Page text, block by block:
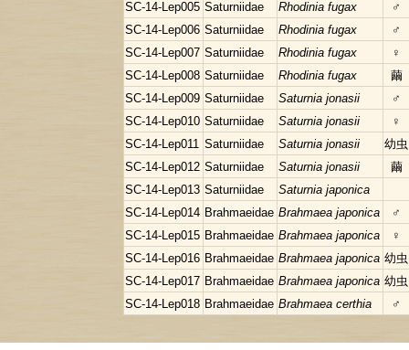
SC-14-Lep005 Saturniidae Rhodinia fugax
♂
SC-14-Lep006 Saturniidae Rhodinia fugax
♂
SC-14-Lep007 Saturniidae Rhodinia fugax
♀
SC-14-Lep008 Saturniidae Rhodinia fugax
繭
SC-14-Lep009 Saturniidae Saturnia jonasii
♂
SC-14-Lep010 Saturniidae Saturnia jonasii
♀
SC-14-Lep011 Saturniidae Saturnia jonasii
幼虫
SC-14-Lep012 Saturniidae Saturnia jonasii
繭
SC-14-Lep013 Saturniidae
Saturnia japonica
SC-14-Lep014 Brahmaeidae Brahmaea japonica
♂
SC-14-Lep015 Brahmaeidae Brahmaea japonica
♀
SC-14-Lep016 Brahmaeidae Brahmaea japonica 幼虫
SC-14-Lep017 Brahmaeidae Brahmaea japonica 幼虫
SC-14-Lep018 Brahmaeidae Brahmaea certhia ♂